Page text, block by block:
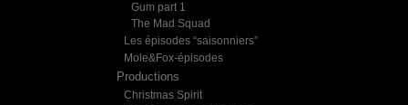
Gum part 1
The Mad Squad
Les épisodes “saisonniers”
Mole&Fox-épisodes
Productions
Christmas Spirit